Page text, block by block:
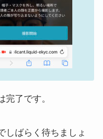
完了です。
しばらく待ちましょ